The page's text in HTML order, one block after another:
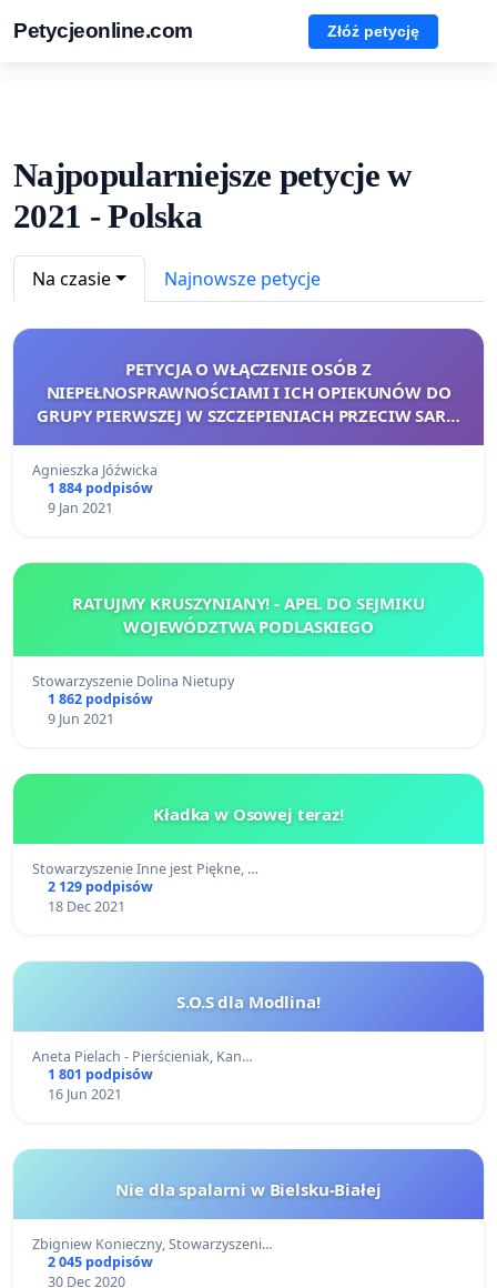
Petycjeonline.com Złóż petycję
Najpopularniejsze petycje w
2021 - Polska
Na czasie Najnowsze petycje
PETYCJA O WŁĄCZENIE OSÓB Z
NIEPEŁNOSPRAWNOŚCIAMI I ICH OPIEKUNÓW DO
GRUPY PIERWSZEJ W SZCZEPIENIACH PRZECIW SARS-
Agnieszka Jóźwicka
1 884 podpisów
9 Jan 2021
RATUJMY KRUSZYNIANY! - APEL DO SEJMIKU
WOJEWÓDZTWA PODLASKIEGO
Stowarzyszenie Dolina Nietupy
1 862 podpisów
9 Jun 2021
Kładka w Osowej teraz!
Stowarzyszenie Inne jest Piękne, …
2 129 podpisów
18 Dec 2021
S.O.S dla Modlina!
Aneta Pielach - Pierścieniak, Kan…
1 801 podpisów
16 Jun 2021
Nie dla spalarni w Bielsku-Białej
Zbigniew Konieczny, Stowarzyszeni…
2 045 podpisów
30 Dec 2020